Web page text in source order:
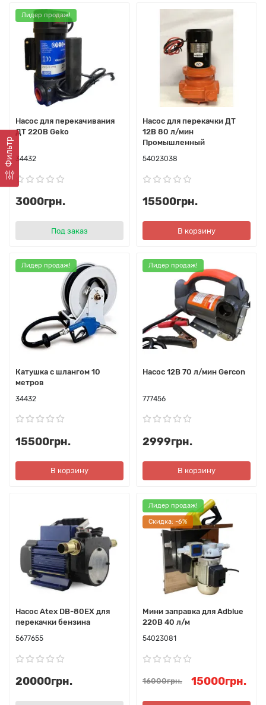
Фильтр
Лидер продаж!
Насос для перекачивания
ДТ 220В Geko
34432
3000грн.
Под заказ
Насос для перекачки ДТ
12В 80 л/мин
Промышленный
54023038
15500грн.
В корзину
Лидер продаж!
Катушка с шлангом 10
метров
34432
15500грн.
В корзину
Лидер продаж!
Насос 12В 70 л/мин Gercon
777456
2999грн.
В корзину
Насос Atex DB-80EХ для
перекачки бензина
5677655
20000грн.
Лидер продаж!
Cкидка: -6%
Мини заправка для Adblue
220В 40 л/м
54023081
16000грн. 15000грн.